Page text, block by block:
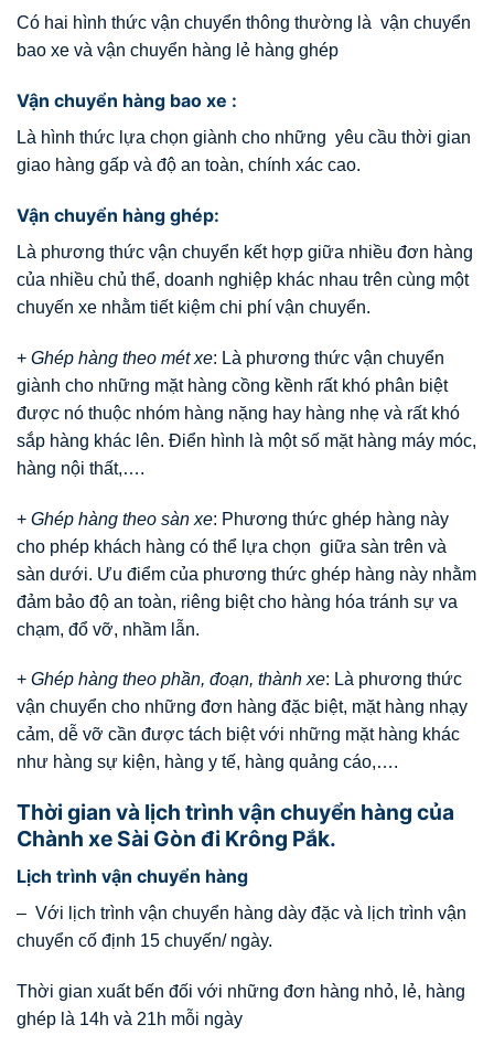
Có hai hình thức vận chuyển thông thường là vận chuyển
bao xe và vận chuyển hàng lẻ hàng ghép
Vận chuyển hàng bao xe :
Là hình thức lựa chọn giành cho những yêu cầu thời gian
giao hàng gấp và độ an toàn, chính xác cao.
Vận chuyển hàng ghép:
Là phương thức vận chuyển kết hợp giữa nhiều đơn hàng
của nhiều chủ thể, doanh nghiệp khác nhau trên cùng một
chuyến xe nhằm tiết kiệm chi phí vận chuyển.
+ Ghép hàng theo mét xe: Là phương thức vận chuyển
giành cho những mặt hàng cồng kềnh rất khó phân biệt
được nó thuộc nhóm hàng nặng hay hàng nhẹ và rất khó
sắp hàng khác lên. Điển hình là một số mặt hàng máy móc,
hàng nội thất,….
+ Ghép hàng theo sàn xe: Phương thức ghép hàng này
cho phép khách hàng có thể lựa chọn giữa sàn trên và
sàn dưới. Ưu điểm của phương thức ghép hàng này nhằm
đảm bảo độ an toàn, riêng biệt cho hàng hóa tránh sự va
chạm, đổ vỡ, nhầm lẫn.
+ Ghép hàng theo phần, đoạn, thành xe: Là phương thức
vận chuyển cho những đơn hàng đặc biệt, mặt hàng nhạy
cảm, dễ vỡ cần được tách biệt với những mặt hàng khác
như hàng sự kiện, hàng y tế, hàng quảng cáo,….
Thời gian và lịch trình vận chuyển hàng của
Chành xe Sài Gòn đi Krông Pắk.
Lịch trình vận chuyển hàng
– Với lịch trình vận chuyển hàng dày đặc và lịch trình vận
chuyển cố định 15 chuyến/ ngày.
Thời gian xuất bến đối với những đơn hàng nhỏ, lẻ, hàng
ghép là 14h và 21h mỗi ngày